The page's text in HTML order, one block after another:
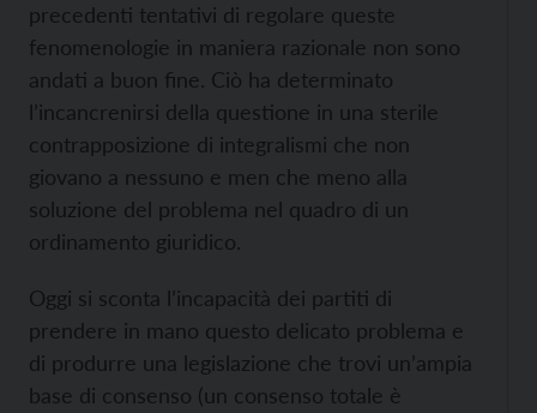
precedenti tentativi di regolare queste
fenomenologie in maniera razionale non sono
andati a buon fine. Ciò ha determinato
l’incancrenirsi della questione in una sterile
contrapposizione di integralismi che non
giovano a nessuno e men che meno alla
soluzione del problema nel quadro di un
ordinamento giuridico.
Oggi si sconta l’incapacità dei partiti di
prendere in mano questo delicato problema e
di produrre una legislazione che trovi un’ampia
base di consenso (un consenso totale è